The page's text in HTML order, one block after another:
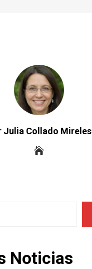
Julia Collado Mireles
Noticias